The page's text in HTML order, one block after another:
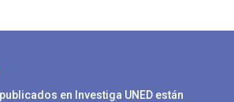
en Investiga UNED están